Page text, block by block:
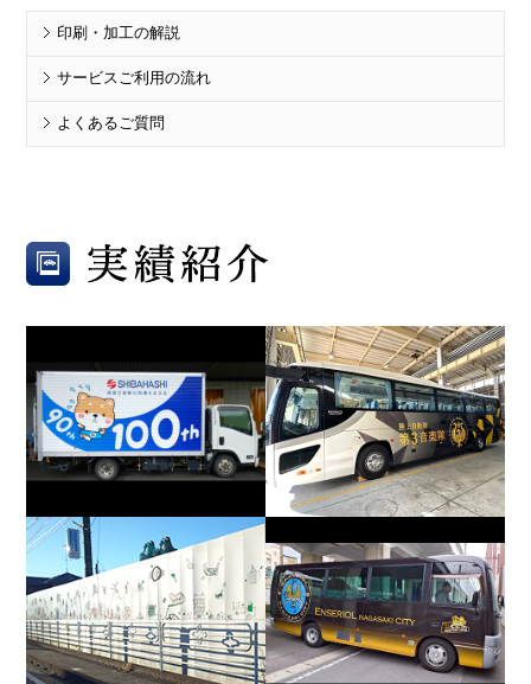
印刷・加工の解説
サービスご利用の流れ
よくあるご質問